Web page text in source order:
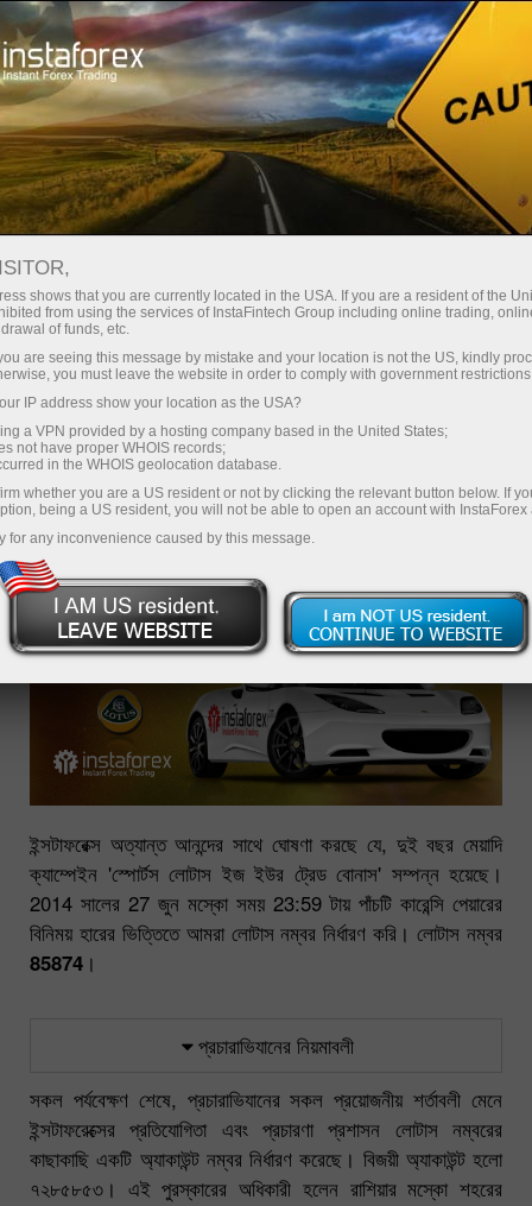
ক্যাম্পেইন প্রতিযোগিতা Lotus Evora 2014
"ইভরা লোটাস হলো আপনার ট্রেড বোনাস"
প্রচারাভিযান শেষ হয়েছে
ট্রেডিং অ্যাকাউন্ট খুলুন
ডেমো অ্যাকাউন্ট খুলুন
ইন্সটাফরেক্স অত্যান্ত আনন্দের সাথে ঘোষণা করছে যে, দুই বছর মেয়াদি
ক্যাম্পেইন 'স্পোর্টস লোটাস ইজ ইউর ট্রেড বোনাস' সম্পন্ন হয়েছে।
2014 সালের 27 জুন মস্কো সময় 23:59 টায় পাঁচটি কারেন্সি পেয়ারের
বিনিময় হারের ভিত্তিতে আমরা লোটাস নম্বর নির্ধারণ করি। লোটাস নম্বর
85874 ।
প্রচারাভিযানের নিয়মাবলী
সকল পর্যবেক্ষণ শেষে, প্রচারাভিযানের সকল প্রয়োজনীয় শর্তাবলী মেনে
ইন্সটাফরেক্সের প্রতিযোগিতা এবং প্রচারণা প্রশাসন লোটাস নম্বরের
কাছাকাছি একটি অ্যাকাউন্ট নম্বর নির্ধারণ করেছে। বিজয়ী অ্যাকাউন্ট হলো
৭২৮৫৮৫৩। এই পুরস্কারের অধিকারী হলেন রাশিয়ার মস্কো শহরের
shows that you are currently located in the USA. If you are a resident of the
from using the services of InstaFintech Group including online trading,
of funds, etc.
are seeing this message by mistake and your location is not the US, kindly
you must leave the website in order to comply with government
IP address show your location as the USA?
a VPN provided by a hosting company based in the United States;
not have proper WHOIS records;
in the WHOIS geolocation database.
whether you are a US resident or not by clicking the relevant button below. If
being a US resident, you will not be able to open an account with InstaForex
for any inconvenience caused by this message.